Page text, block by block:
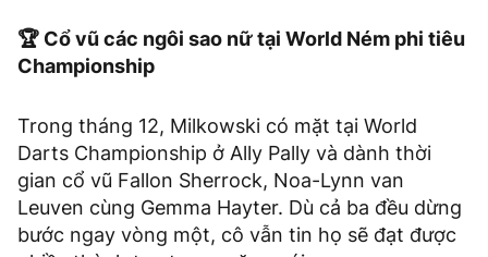
🏆 Cổ vũ các ngôi sao nữ tại World Ném phi tiêu
Championship
Trong tháng 12, Milkowski có mặt tại World
Darts Championship ở Ally Pally và dành thời
gian cổ vũ Fallon Sherrock, Noa-Lynn van
Leuven cùng Gemma Hayter. Dù cả ba đều dừng
bước ngay vòng một, cô vẫn tin họ sẽ đạt được